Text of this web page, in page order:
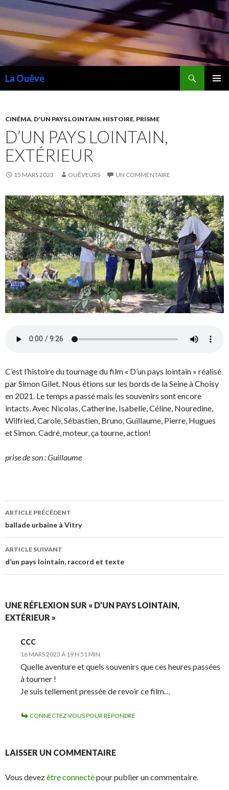
La Ouêve
CINÉMA, D'UN PAYS LOINTAIN, HISTOIRE, PRISME
D’UN PAYS LOINTAIN,
EXTÉRIEUR
15 MARS 2023 OUÊVEURS UN COMMENTAIRE
C’est l’histoire du tournage du film « D’un pays lointain » réalisé
par Simon Gilet. Nous étions sur les bords de la Seine à Choisy
en 2021. Le temps a passé mais les souvenirs sont encore
intacts. Avec Nicolas, Catherine, Isabelle, Céline, Nouredine,
Wilfried, Carole, Sébastien, Bruno, Guillaume, Pierre, Hugues
et Simon. Cadré, moteur, ça tourne, action!
prise de son : Guillaume
Navigation
des
articles
ARTICLE PRÉCÉDENT
ballade urbaine à Vitry
ARTICLE SUIVANT
d’un pays lointain, raccord et texte
UNE RÉFLEXION SUR « D’UN PAYS LOINTAIN,
EXTÉRIEUR »
CCC
16 MARS 2023 À 19 H 51 MIN
Quelle aventure et quels souvenirs que ces heures passées
à tourner !
Je suis tellement pressée de revoir ce film…
CONNECTEZ-VOUS POUR RÉPONDRE
LAISSER UN COMMENTAIRE
Vous devezêtre connectépour publier un commentaire.